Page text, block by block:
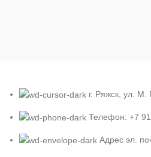
г. Ряжск, ул. М.
Телефон: +7
Адрес эл.